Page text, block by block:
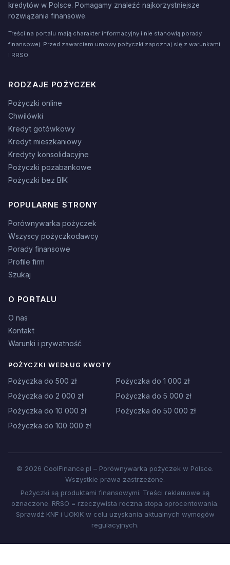
kredytów w Polsce. Pomagamy znaleźć najkorzystniejsze
rozwiązania finansowe.
Treści na portalu mają charakter informacyjny i nie stanowią porady
finansowej. Przed zawarciem umowy pożyczki zapoznaj się z warunkami
i RRSO.
RODZAJE POŻYCZEK
Pożyczki online
Chwilówki
Kredyt gotówkowy
Kredyt mieszkaniowy
Kredyty konsolidacyjne
Pożyczki pozabankowe
Pożyczki bez BIK
POPULARNE STRONY
Porównywarka pożyczek
Wszyscy pożyczkodawcy
Porady finansowe
Profile firm
Szukaj
O PORTALU
O nas
Kontakt
Warunki i prywatność
POŻYCZKI WEDŁUG KWOTY
Pożyczka do 500 zł
Pożyczka do 1 000 zł
Pożyczka do 2 000 zł
Pożyczka do 5 000 zł
Pożyczka do 10 000 zł
Pożyczka do 50 000 zł
Pożyczka do 100 000 zł
© 2026 CoolFinance.pl – Porównywarka pożyczek w Polsce.
Wszystkie prawa zastrzeżone.
Pożyczki są produktami finansowymi. Treści reklamowe są
oznaczone. RRSO = rzeczywista roczna stopa oprocentowania.
Sprawdź KNF i UOKiK w celu uzyskania aktualnych wymogów
regulacyjnych.